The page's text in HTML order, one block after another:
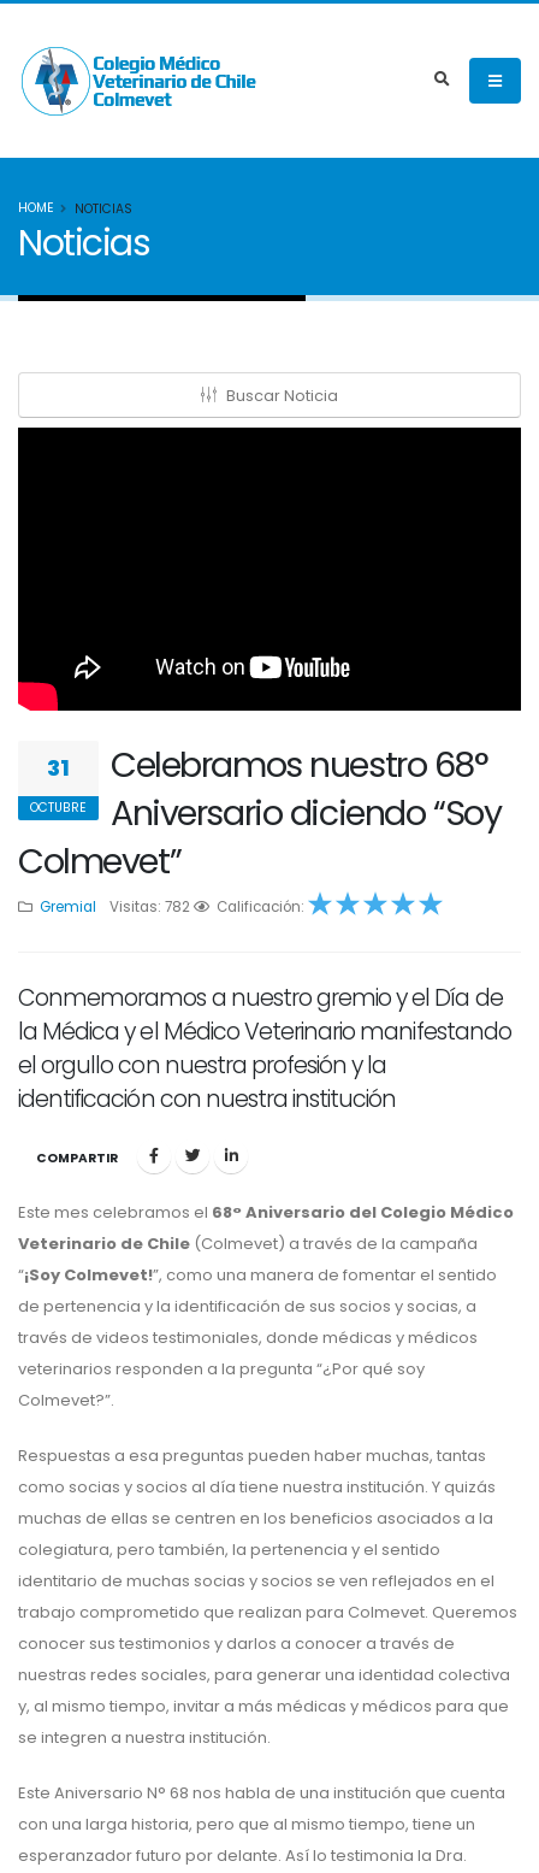
HOME NOTICIAS
Noticias
Buscar Noticia
31
OCTUBRE
Celebramos nuestro 68°
Aniversario diciendo “Soy
Colmevet”
Gremial Visitas: 782 Calificación:
1 2 3 4 5
Conmemoramos a nuestro gremio y el Día de
la Médica y el Médico Veterinario manifestando
el orgullo con nuestra profesión y la
identificación con nuestra institución
COMPARTIR
Este mes celebramos el 68° Aniversario del Colegio Médico
Veterinario de Chile (Colmevet) a través de la campaña
“¡Soy Colmevet!”, como una manera de fomentar el sentido
de pertenencia y la identificación de sus socios y socias, a
través de videos testimoniales, donde médicas y médicos
veterinarios responden a la pregunta “¿Por qué soy
Colmevet?”.
Respuestas a esa preguntas pueden haber muchas, tantas
como socias y socios al día tiene nuestra institución. Y quizás
muchas de ellas se centren en los beneficios asociados a la
colegiatura, pero también, la pertenencia y el sentido
identitario de muchas socias y socios se ven reflejados en el
trabajo comprometido que realizan para Colmevet. Queremos
conocer sus testimonios y darlos a conocer a través de
nuestras redes sociales, para generar una identidad colectiva
y, al mismo tiempo, invitar a más médicas y médicos para que
se integren a nuestra institución.
Este Aniversario N° 68 nos habla de una institución que cuenta
con una larga historia, pero que al mismo tiempo, tiene un
esperanzador futuro por delante. Así lo testimonia la Dra.